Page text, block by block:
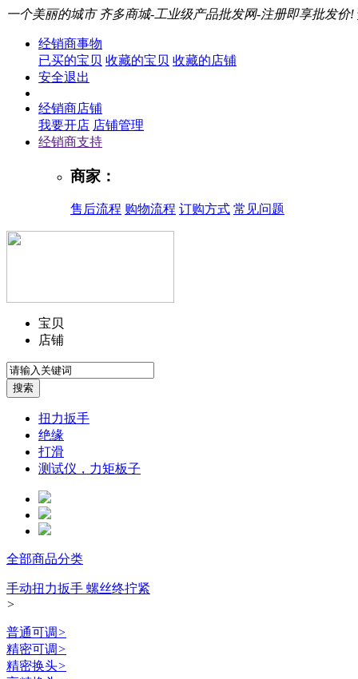
一个美丽的城市 齐多商城-工业级产品批发网-注册即享批发价!
经销商事物
已买的宝贝 收藏的宝贝 收藏的店铺
安全退出
经销商店铺
我要开店 店铺管理
经销商支持
商家：
售后流程 购物流程 订购方式 常见问题
宝贝
店铺
扭力扳手
绝缘
打滑
测试仪，力矩板子
全部商品分类
手动扭力扳手 螺丝终拧紧
>
普通可调>
精密可调>
精密换头>